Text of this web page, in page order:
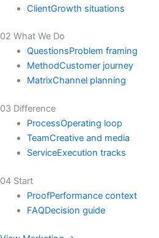
ClientGrowth situations
02 What We Do
QuestionsProblem framing
MethodCustomer journey
MatrixChannel planning
03 Difference
ProcessOperating loop
TeamCreative and media
ServiceExecution tracks
04 Start
ProofPerformance context
FAQDecision guide